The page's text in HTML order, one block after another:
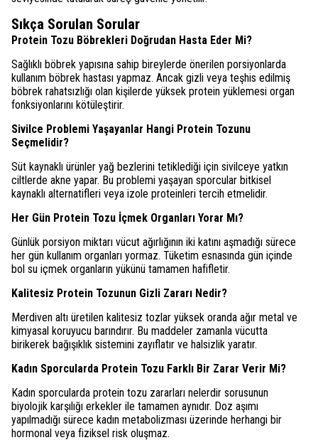
Sıkça Sorulan Sorular
Protein Tozu Böbrekleri Doğrudan Hasta Eder Mi?
Sağlıklı böbrek yapısına sahip bireylerde önerilen porsiyonlarda
kullanım böbrek hastası yapmaz. Ancak gizli veya teşhis edilmiş
böbrek rahatsızlığı olan kişilerde yüksek protein yüklemesi organ
fonksiyonlarını kötüleştirir.
Sivilce Problemi Yaşayanlar Hangi Protein Tozunu
Seçmelidir?
Süt kaynaklı ürünler yağ bezlerini tetiklediği için sivilceye yatkın
ciltlerde akne yapar. Bu problemi yaşayan sporcular bitkisel
kaynaklı alternatifleri veya izole proteinleri tercih etmelidir.
Her Gün Protein Tozu İçmek Organları Yorar Mı?
Günlük porsiyon miktarı vücut ağırlığının iki katını aşmadığı sürece
her gün kullanım organları yormaz. Tüketim esnasında gün içinde
bol su içmek organların yükünü tamamen hafifletir.
Kalitesiz Protein Tozunun Gizli Zararı Nedir?
Merdiven altı üretilen kalitesiz tozlar yüksek oranda ağır metal ve
kimyasal koruyucu barındırır. Bu maddeler zamanla vücutta
birikerek bağışıklık sistemini zayıflatır ve halsizlik yaratır.
Kadın Sporcularda Protein Tozu Farklı Bir Zarar Verir Mi?
Kadın sporcularda protein tozu zararları nelerdir sorusunun
biyolojik karşılığı erkekler ile tamamen aynıdır. Doz aşımı
yapılmadığı sürece kadın metabolizması üzerinde herhangi bir
hormonal veya fiziksel risk oluşmaz.